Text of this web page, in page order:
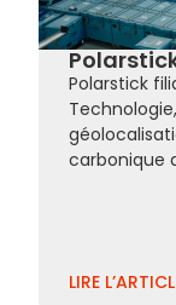
Polarstick
carbonique
LIRE